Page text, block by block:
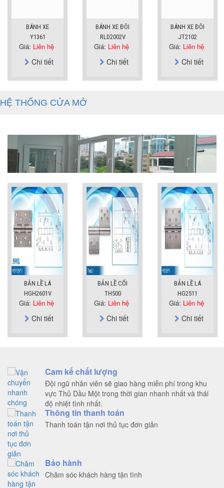
BÁNH XE
Y1361
Giá: Liên hệ
Chi tiết
BÁNH XE ĐÔI
RLD2002V
Giá: Liên hệ
Chi tiết
BÁNH XE ĐÔI
JT2102
Giá: Liên hệ
Chi tiết
HỆ THỐNG CỬA MỞ
BẢN LỀ LÁ
HGH2601V
Giá: Liên hệ
Chi tiết
BẢN LỀ CỐI
TH500
Giá: Liên hệ
Chi tiết
BẢN LỀ LÁ
HG2511
Giá: Liên hệ
Chi tiết
Cam kế chất lượng
Đội ngũ nhân viên sẽ giao hàng miễn phí trong khu
vực Thủ Dầu Một trong thời gian nhanh nhất và thái
độ nhiệt tình nhất.
Thông tin thanh toán
Thanh toán tận nơi thủ tục đơn giản
Bảo hành
Chăm sóc khách hàng tận tình